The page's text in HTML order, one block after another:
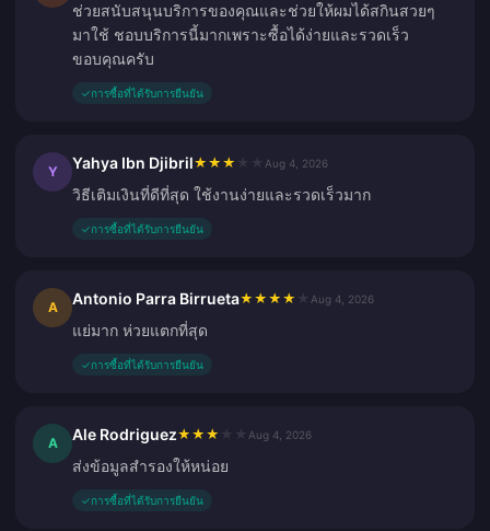
ช่วยสนับสนุนบริการของคุณและช่วยให้ผมได้สกินสวยๆ
มาใช้ ชอบบริการนี้มากเพราะซื้อได้ง่ายและรวดเร็ว
ขอบคุณครับ
✓การซื้อที่ได้รับการยืนยัน
Y Yahya Ibn Djibril★ ★ ★ Aug 4, 2026
วิธีเติมเงินที่ดีที่สุด ใช้งานง่ายและรวดเร็วมาก
✓การซื้อที่ได้รับการยืนยัน
A Antonio Parra Birrueta★ ★ ★ ★ Aug 4, 2026
แย่มาก ห่วยแตกที่สุด
✓การซื้อที่ได้รับการยืนยัน
A Ale Rodriguez★ ★ ★ Aug 4, 2026
ส่งข้อมูลสำรองให้หน่อย
✓การซื้อที่ได้รับการยืนยัน